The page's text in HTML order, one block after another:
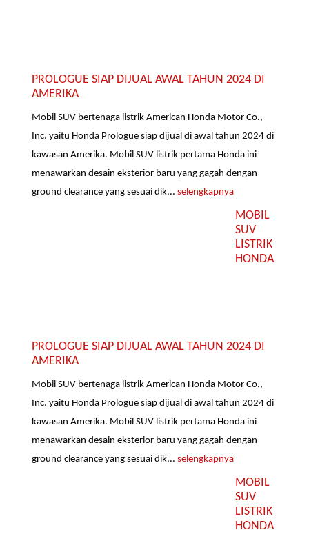
PROLOGUE SIAP DIJUAL AWAL TAHUN 2024 DI
AMERIKA
Mobil SUV bertenaga listrik American Honda Motor Co.,
Inc. yaitu Honda Prologue siap dijual di awal tahun 2024 di
kawasan Amerika. Mobil SUV listrik pertama Honda ini
menawarkan desain eksterior baru yang gagah dengan
ground clearance yang sesuai dik...selengkapnya
MOBIL
SUV
LISTRIK
HONDA
PROLOGUE SIAP DIJUAL AWAL TAHUN 2024 DI
AMERIKA
Mobil SUV bertenaga listrik American Honda Motor Co.,
Inc. yaitu Honda Prologue siap dijual di awal tahun 2024 di
kawasan Amerika. Mobil SUV listrik pertama Honda ini
menawarkan desain eksterior baru yang gagah dengan
ground clearance yang sesuai dik...selengkapnya
MOBIL
SUV
LISTRIK
HONDA